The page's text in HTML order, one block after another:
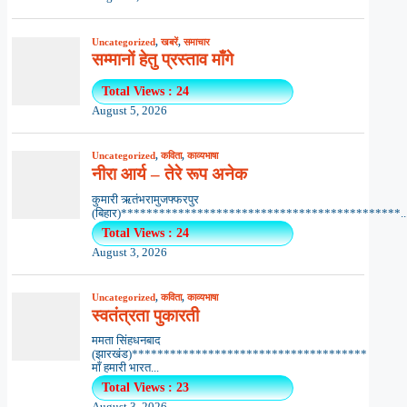
Uncategorized,खबरें,समाचार
सम्मानों हेतु प्रस्ताव माँगे
Total Views : 24
August 5, 2026
Uncategorized,कविता,काव्यभाषा
नीरा आर्य – तेरे रूप अनेक
कुमारी ऋतंभरामुजफ्फरपुर
Total Views : 24
August 3, 2026
Uncategorized,कविता,काव्यभाषा
स्वतंत्रता पुकारती
ममता सिंहधनबाद
(झारखंड)*************************************
माँ हमारी भारत...
Total Views : 23